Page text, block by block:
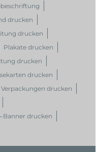
drucken
drucken
Plakate drucken
drucken
drucken
Verpackungen drucken
Banner drucken